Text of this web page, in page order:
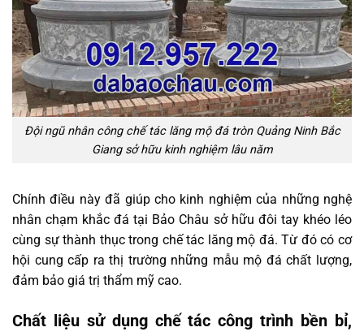
Đội ngũ nhân công chế tác lăng mộ đá tròn Quảng Ninh Bắc
Giang sở hữu kinh nghiệm lâu năm
Chính điều này đã giúp cho kinh nghiệm của những nghệ
nhân chạm khắc đá tại Bảo Châu sở hữu đôi tay khéo léo
cùng sự thành thục trong chế tác lăng mộ đá. Từ đó có cơ
hội cung cấp ra thị trường những mẫu mộ đá chất lượng,
đảm bảo giá trị thẩm mỹ cao.
Chất liệu sử dụng chế tác công trình bền bỉ,